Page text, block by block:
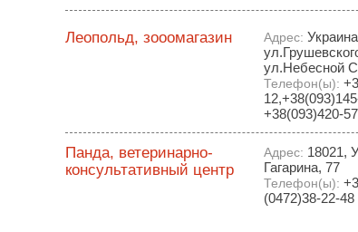
Леопольд, зооомагазин Адрес:
ул.Небесной
Телефон(ы):
+38(093)420-
Панда, ветеринарно-
консультативный центр
Адрес: 18021,
Гагарина, 77
Телефон(ы):
(0472)38-22-48